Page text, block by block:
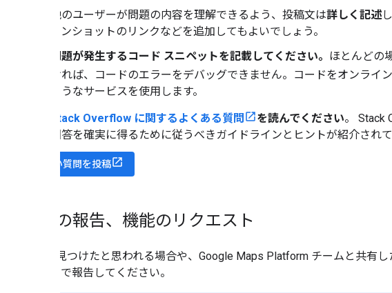
他のユーザーが問題の内容を理解できるよう、投稿文は詳しく記述
ーンショットのリンクなどを追加してもよいでしょう。
問題が発生するコード スニペットを記載してください。 ほとんどの
ければ、コードのエラーをデバッグできません。コードをオンライ
ようなサービスを使用します。
Stack Overflow に関するよくある質問 を読んでください。 Stack
回答を確実に得るために従うべきガイドラインとヒントが紹介されて
新しい質問を投稿
問題の報告、機能のリクエスト
バグを見つけたと思われる場合や、Google Maps Platform チームと共有
で報告してください。